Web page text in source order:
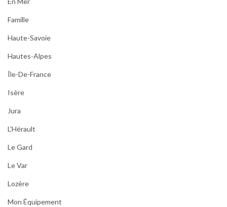
Famille
Haute-Savoie
Hautes-Alpes
Île-De-France
Isère
Jura
L'Hérault
Le Gard
Le Var
Lozère
Mon Équipement